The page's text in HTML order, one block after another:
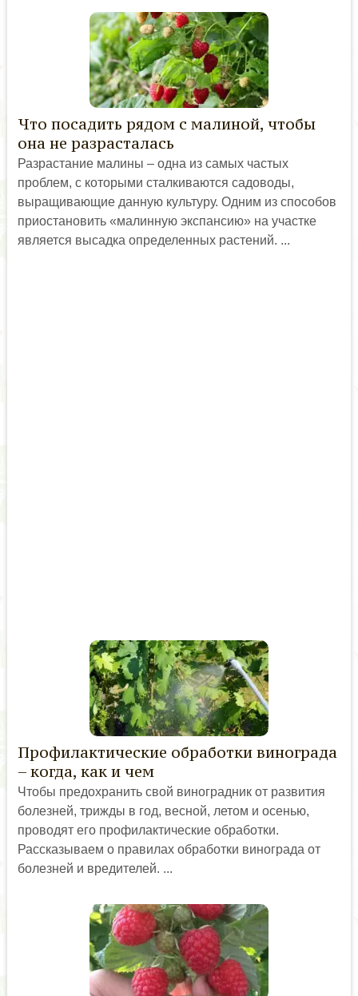
Что посадить рядом с малиной, чтобы
она не разрасталась
Разрастание малины – одна из самых частых
проблем, с которыми сталкиваются садоводы,
выращивающие данную культуру. Одним из способов
приостановить «малинную экспансию» на участке
является высадка определенных растений. ...
Профилактические обработки винограда
– когда, как и чем
Чтобы предохранить свой виноградник от развития
болезней, трижды в год, весной, летом и осенью,
проводят его профилактические обработки.
Рассказываем о правилах обработки винограда от
болезней и вредителей. ...